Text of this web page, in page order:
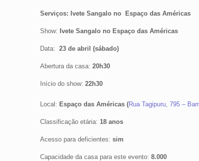
Serviços: Ivete Sangalo no Espaço das Américas
Show: Ivete Sangalo no Espaço das Américas
Data: 23 de abril (sábado)
Abertura da casa: 20h30
Início do show: 22h30
Local: Espaço das Américas (Rua Tagipuru, 795 –
Classificação etária: 18 anos
Acesso para deficientes: sim
Capacidade da casa para este evento: 8.000